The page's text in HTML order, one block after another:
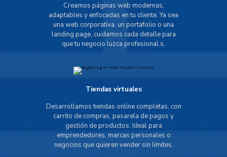
Creamos páginas web modernas,
adaptables y enfocadas en tu cliente. Ya sea
una web corporativa, un portafolio o una
landing page, cuidamos cada detalle para
que tu negocio luzca profesional.s.
Tiendas virtuales
Desarrollamos tiendas online completas, con
carrito de compras, pasarela de pagos y
gestión de productos. Ideal para
emprendedores, marcas personales o
negocios que quieren vender sin límites.